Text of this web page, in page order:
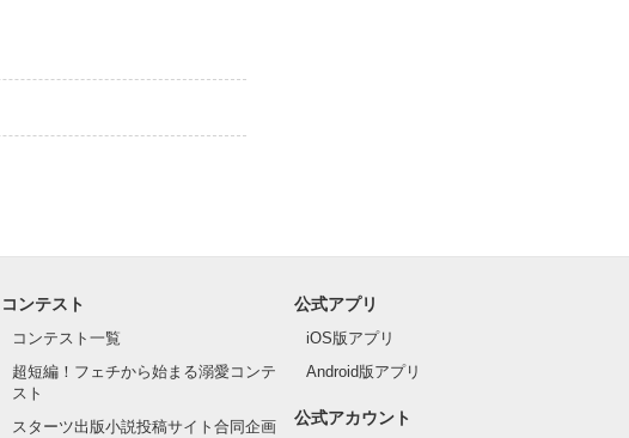
コンテスト
コンテスト一覧
超短編！フェチから始まる溺愛コンテ
スト
スターツ出版小説投稿サイト合同企画
公式アプリ
iOS版アプリ
Android版アプリ
公式アカウント